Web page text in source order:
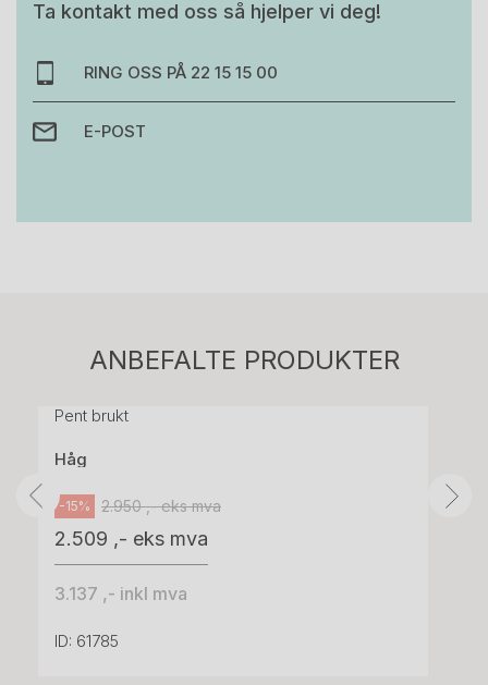
Ta kontakt med oss så hjelper vi deg!
RING OSS PÅ 22 15 15 00
E-POST
ANBEFALTE PRODUKTER
H05 5600 Swingback-armlene Mørk
Pent brukt
Håg
-15% 2.950 ,- eks mva
2.509 ,- eks mva
3.137 ,- inkl mva
ID: 61785